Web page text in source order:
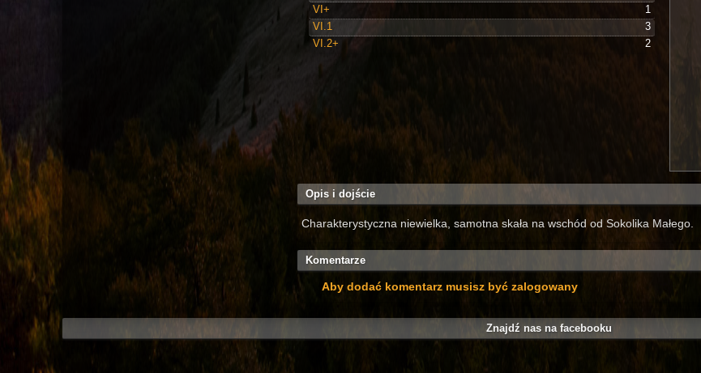
VI+
1
VI.1
3
VI.2+
2
Opis i dojście
Charakterystyczna niewielka, samotna skała na wschód od Sokolika Małego.
Komentarze
Aby dodać komentarz musisz być zalogowany
Znajdź nas na facebooku